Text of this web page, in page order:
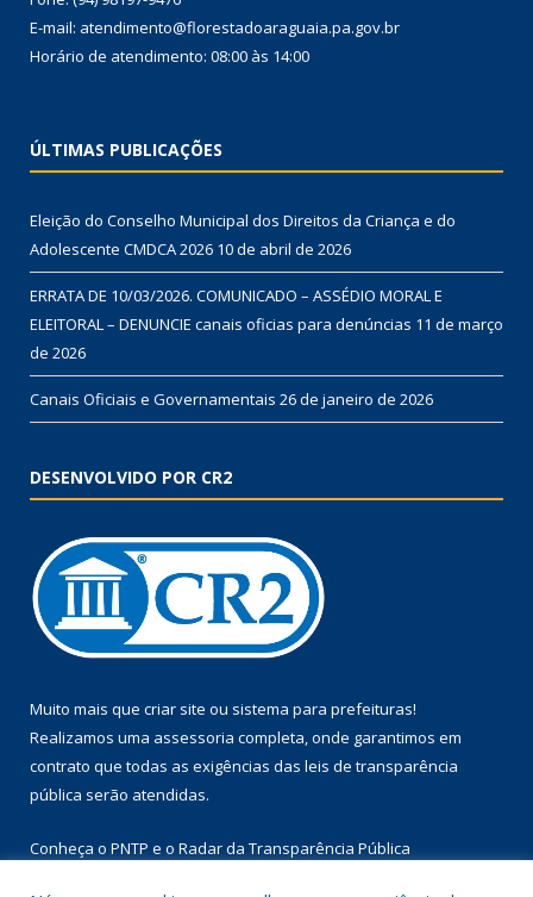
E-mail: atendimento@florestadoaraguaia.pa.gov.br
Horário de atendimento: 08:00 às 14:00
ÚLTIMAS PUBLICAÇÕES
Eleição do Conselho Municipal dos Direitos da Criança e do
Adolescente CMDCA 2026 10 de abril de 2026
ERRATA DE 10/03/2026. COMUNICADO – ASSÉDIO MORAL E
ELEITORAL – DENUNCIE canais oficias para denúncias 11 de março
de 2026
Canais Oficiais e Governamentais 26 de janeiro de 2026
DESENVOLVIDO POR CR2
Muito mais que criar site ou sistema para prefeituras!
Realizamos uma assessoria completa, onde garantimos em
contrato que todas as exigências das leis de transparência
pública serão atendidas.
Conheça o PNTP e o Radar da Transparência Pública